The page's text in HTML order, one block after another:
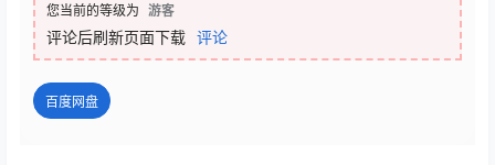
您当前的等级为 游客
评论后刷新页面下载 评论
百度网盘